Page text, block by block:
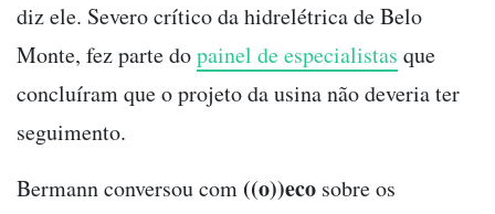
diz ele. Severo crítico da hidrelétrica de Belo
Monte, fez parte dopainel de especialistas que
concluíram que o projeto da usina não deveria ter
seguimento.
Bermann conversou com ((o))eco sobre os